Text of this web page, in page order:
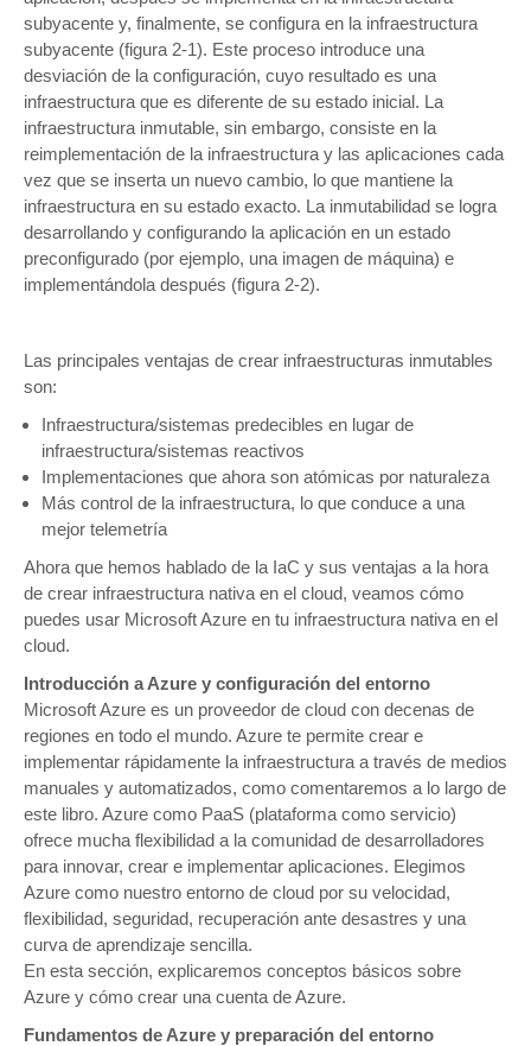
subyacente y, finalmente, se configura en la infraestructura
subyacente (figura 2-1). Este proceso introduce una
desviación de la configuración, cuyo resultado es una
infraestructura que es diferente de su estado inicial. La
infraestructura inmutable, sin embargo, consiste en la
reimplementación de la infraestructura y las aplicaciones cada
vez que se inserta un nuevo cambio, lo que mantiene la
infraestructura en su estado exacto. La inmutabilidad se logra
desarrollando y configurando la aplicación en un estado
preconfigurado (por ejemplo, una imagen de máquina) e
implementándola después (figura 2-2).
Las principales ventajas de crear infraestructuras inmutables
son:
Infraestructura/sistemas predecibles en lugar de
infraestructura/sistemas reactivos
Implementaciones que ahora son atómicas por naturaleza
Más control de la infraestructura, lo que conduce a una
mejor telemetría
Ahora que hemos hablado de la IaC y sus ventajas a la hora
de crear infraestructura nativa en el cloud, veamos cómo
puedes usar Microsoft Azure en tu infraestructura nativa en el
cloud.
Introducción a Azure y configuración del entorno
Microsoft Azure es un proveedor de cloud con decenas de
regiones en todo el mundo. Azure te permite crear e
implementar rápidamente la infraestructura a través de medios
manuales y automatizados, como comentaremos a lo largo de
este libro. Azure como PaaS (plataforma como servicio)
ofrece mucha flexibilidad a la comunidad de desarrolladores
para innovar, crear e implementar aplicaciones. Elegimos
Azure como nuestro entorno de cloud por su velocidad,
flexibilidad, seguridad, recuperación ante desastres y una
curva de aprendizaje sencilla.
En esta sección, explicaremos conceptos básicos sobre
Azure y cómo crear una cuenta de Azure.
Fundamentos de Azure y preparación del entorno